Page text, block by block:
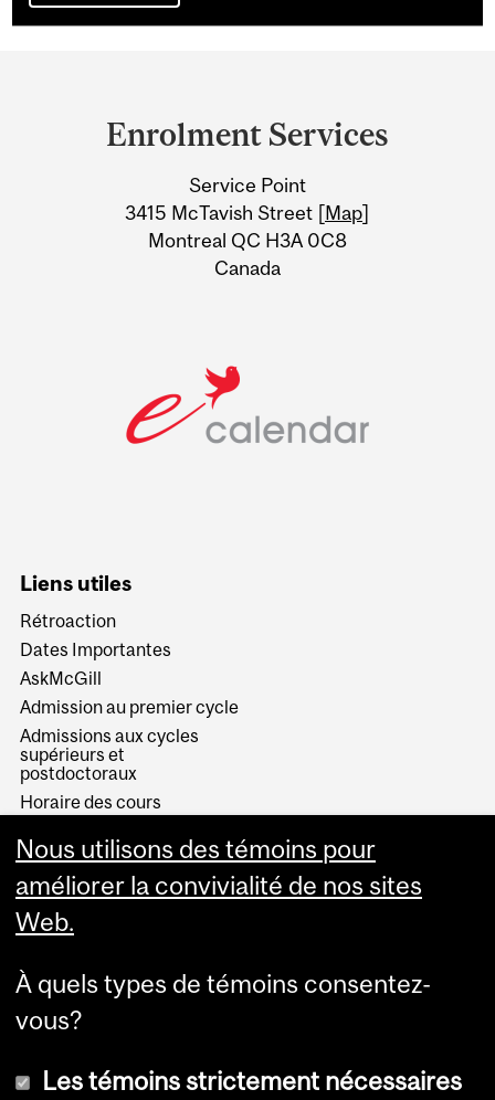
Information
Enrolment Services
Service Point
3415 McTavish Street [Map]
Montreal QC H3A 0C8
Canada
Liens utiles
Rétroaction
Dates Importantes
AskMcGill
Admission au premier cycle
Admissions aux cycles
supérieurs et
postdoctoraux
Horaire des cours
Services aux étudiants
Nous utilisons des témoins pour
améliorer la convivialité de nos sites
Web.
À quels types de témoins consentez-
vous?
Les témoins strictement nécessaires